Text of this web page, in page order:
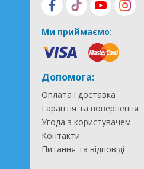
Ми приймаємо:
Допомога:
Оплата і доставка
Гарантія та повернення
Угода з користувачем
Контакти
Питання та відповіді